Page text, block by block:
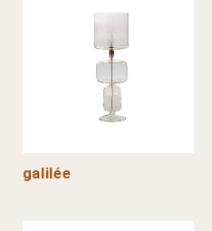
galilée